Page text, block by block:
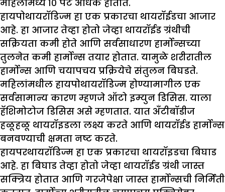
महिलांमध्ये १० पट अधिक होतात.
हायपोथायरॉडिज्म हा एक प्रकारचा थायरॉईडचा आजार
आहे. हा आजार तेव्हा होतो जेव्हा थायरॉईड ग्रंथीची
सक्रियता कमी होते आणि सर्वसाधारण हार्मोन्सच्या
तुलनेत कमी हार्मोन्स तयार होतात. यामुळे शरीरातील
हार्मोन्स आणि चयापचय प्रक्रियेचे संतुलन बिघडते.
महिलांमधील हायपोथायरॉडिज्म होण्यामागील एक
सर्वसामान्य कारण म्हणजे ऑटो इम्युन डिसिस. याला
हॅशिमोटोज डिसिस असे म्हणतात. यात अँटीबॉडीज
हळूहळू थायरॉइडला लक्ष्य करते आणि थायरॉईड हार्मोन्स
बनवण्याची क्षमता नष्ट करते.
हायपरथायरॉडिज्म हा एक प्रकारचा थायरॉइडचा बिघाड
आहे. हा बिघाड तेव्हा होतो जेव्हा थायरॉईड ग्रंथी जास्त
सक्त्रिय होतात आणि गरजेपेक्षा जास्त हार्मोन्सची निर्मिती